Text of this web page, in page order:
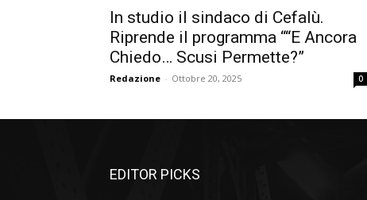
In studio il sindaco di Cefalù.
Riprende il programma ““E Ancora
Chiedo… Scusi Permette?”
Redazione - Ottobre 20, 2025 0
EDITOR PICKS